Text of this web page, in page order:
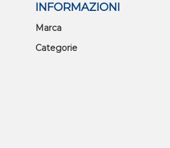
INFORMAZIONI
Marca
Categorie